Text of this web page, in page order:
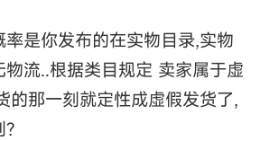
是你发布的在实物目录,实物
物流..根据类目规定 卖家属于虚
的那一刻就定性成虚假发货了,
?